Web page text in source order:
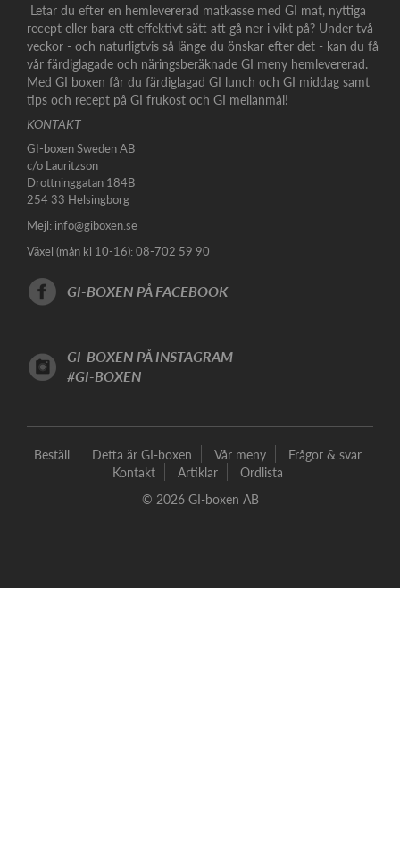
Letar du efter en hemlevererad matkasse med GI mat, nyttiga
recept eller bara ett effektivt sätt att gå ner i vikt på? Under två
veckor - och naturligtvis så länge du önskar efter det - kan du få
vår färdiglagade och näringsberäknade GI meny hemlevererad.
Med GI boxen får du färdiglagad GI lunch och GI middag samt
tips och recept på GI frukost och GI mellanmål!
KONTAKT
GI-boxen Sweden AB
c/o Lauritzson
Drottninggatan 184B
254 33 Helsingborg
Mejl: info@giboxen.se
Växel (mån kl 10-16): 08-702 59 90
GI-BOXEN PÅ FACEBOOK
GI-BOXEN PÅ INSTAGRAM
#GI-BOXEN
Beställ Detta är GI-boxen Vår meny
Frågor & svar
Kontakt
Artiklar
Ordlista
© 2026 GI-boxen AB